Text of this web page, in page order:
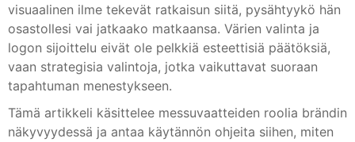
visuaalinen ilme tekevät ratkaisun siitä, pysähtyykö hän
osastollesi vai jatkaako matkaansa. Värien valinta ja
logon sijoittelu eivät ole pelkkiä esteettisiä päätöksiä,
vaan strategisia valintoja, jotka vaikuttavat suoraan
tapahtuman menestykseen.
Tämä artikkeli käsittelee messuvaatteiden roolia brändin
näkyvyydessä ja antaa käytännön ohjeita siihen, miten